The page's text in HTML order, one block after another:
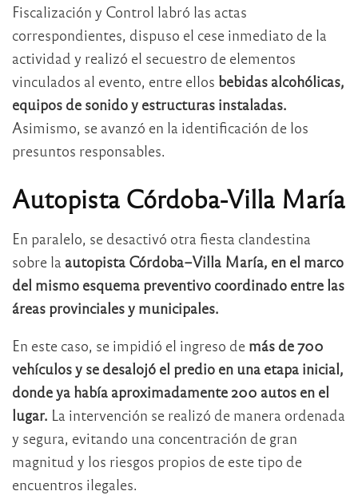
Fiscalización y Control labró las actas
correspondientes, dispuso el cese inmediato de la
actividad y realizó el secuestro de elementos
vinculados al evento, entre ellos bebidas alcohólicas,
equipos de sonido y estructuras instaladas.
Asimismo, se avanzó en la identificación de los
presuntos responsables.
Autopista Córdoba-Villa María
En paralelo, se desactivó otra fiesta clandestina
sobre la autopista Córdoba–Villa María, en el marco
del mismo esquema preventivo coordinado entre las
áreas provinciales y municipales.
En este caso, se impidió el ingreso de más de 700
vehículos y se desalojó el predio en una etapa inicial,
donde ya había aproximadamente 200 autos en el
lugar. La intervención se realizó de manera ordenada
y segura, evitando una concentración de gran
magnitud y los riesgos propios de este tipo de
encuentros ilegales.